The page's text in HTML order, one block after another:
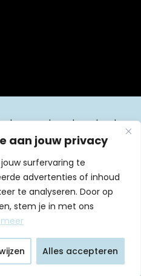
aan jouw privacy
surfervaring te
advertenties of inhoud
te analyseren. Door op
stem je in met ons
meer
Alles accepteren